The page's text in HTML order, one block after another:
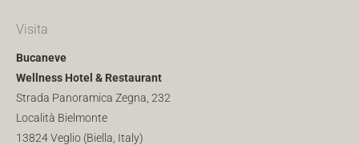
Visita
Bucaneve
Wellness Hotel & Restaurant
Strada Panoramica Zegna, 232
Località Bielmonte
13824 Veglio (Biella, Italy)